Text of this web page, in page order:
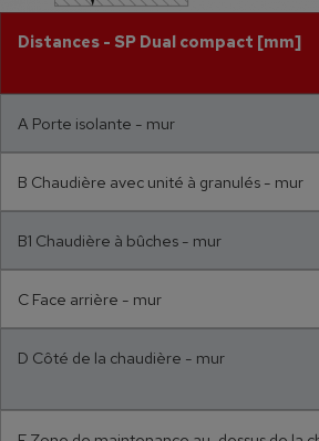
Distances - SP Dual compact [mm]
A Porte isolante - mur
B Chaudière avec unité à granulés - mur
B1 Chaudière à bûches - mur
C Face arrière - mur
D Côté de la chaudière - mur